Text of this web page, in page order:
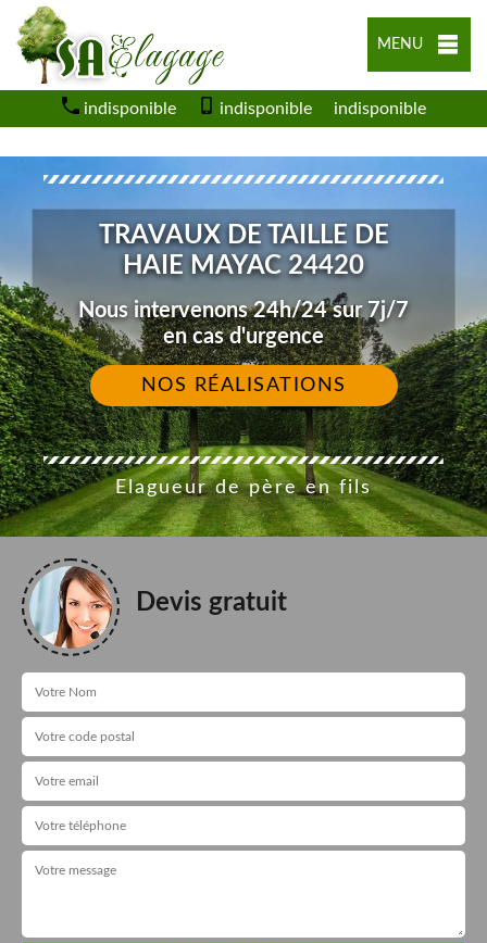
MENU
indisponible indisponible indisponible
TRAVAUX DE TAILLE DE
HAIE MAYAC 24420
Nous intervenons 24h/24 sur 7j/7
en cas d'urgence
NOS RÉALISATIONS
Elagueur de père en fils
Devis gratuit